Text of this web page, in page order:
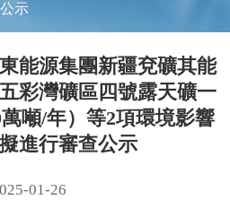
示
能源集團新疆兗礦其能
彩灣礦區四號露天礦一
噸/年）等2項環境影響
進行審查公示
01-26